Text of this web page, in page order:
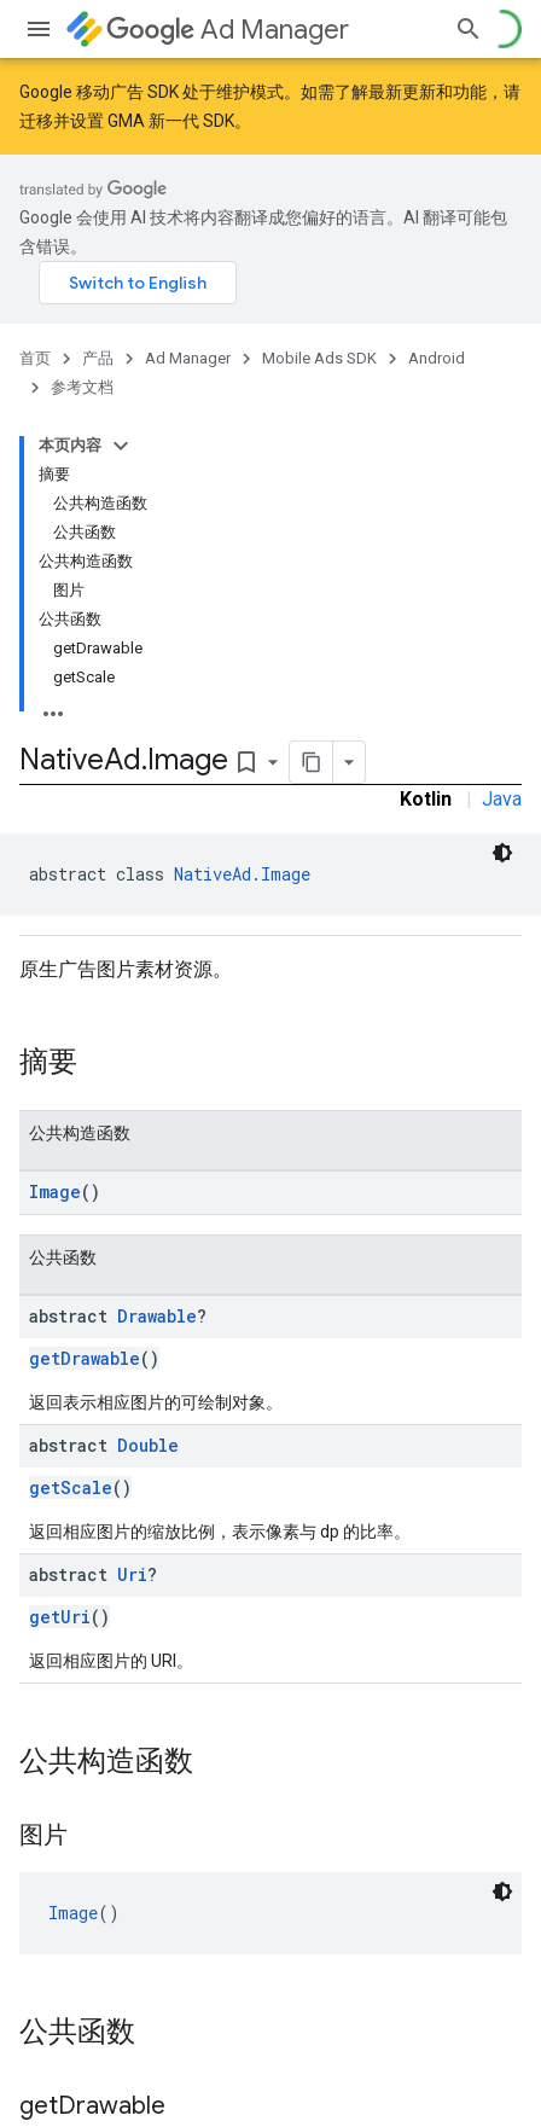
Ad Manager
Google 移动广告 SDK 处于维护模式。如需了解最新更新和功能，请
迁移并设置 GMA 新一代 SDK。
Google 会使用 AI 技术将内容翻译成您偏好的语言。AI 翻译可能包
含错误。
首页 产品 Ad Manager Mobile Ads SDK
Android
参考文档
本页内容
摘要
公共构造函数
公共函数
公共构造函数
图片
公共函数
getDrawable
getScale
NativeAd.Image bookmark_border
Kotlin | Java
abstract class NativeAd.Image
原生广告图片素材资源。
摘要
公共构造函数
Image()
公共函数
abstract Drawable?
getDrawable()
返回表示相应图片的可绘制对象。
abstract Double
getScale()
返回相应图片的缩放比例，表示像素与 dp 的比率。
abstract Uri?
getUri()
返回相应图片的 URI。
公共构造函数
图片
Image()
公共函数
getDrawable